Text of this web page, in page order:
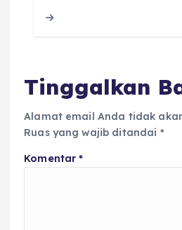
Tinggalkan
Alamat email Anda tidak
Ruas yang wajib ditandai *
Komentar*